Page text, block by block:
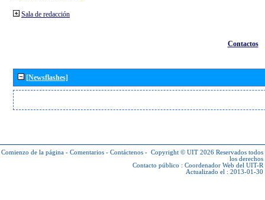
Sala de redacción
Contactos
[Newsflashes]
Comienzo de la página - Comentarios - Contáctenos - Copyright © UIT 2026 Reservados todos
los derechos
Contacto público : Coordenador Web del UIT-R
Actualizado el : 2013-01-30